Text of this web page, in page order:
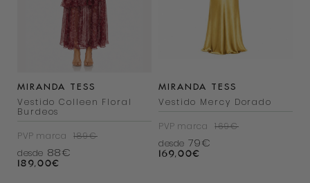
MIRANDA TESS
Vestido Colleen Floral
Burdeos
PVP marca
189€
desde 88€
189,00€
MIRANDA TESS
Vestido Mercy Dorado
PVP marca
169€
desde 79€
169,00€